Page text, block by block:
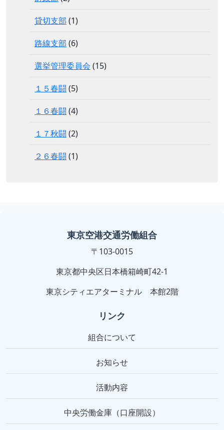
貸切支部 (1)
路線支部 (6)
選挙管理委員会 (15)
１５春闘 (5)
１６春闘 (4)
１７秋闘 (2)
２６春闘 (1)
東京空港交通労働組合
〒103-0015
東京都中央区日本橋箱崎町42-1
東京シティエアターミナル 本館2階
リンク
組合について
お知らせ
活動内容
中央労働金庫（口座開設）